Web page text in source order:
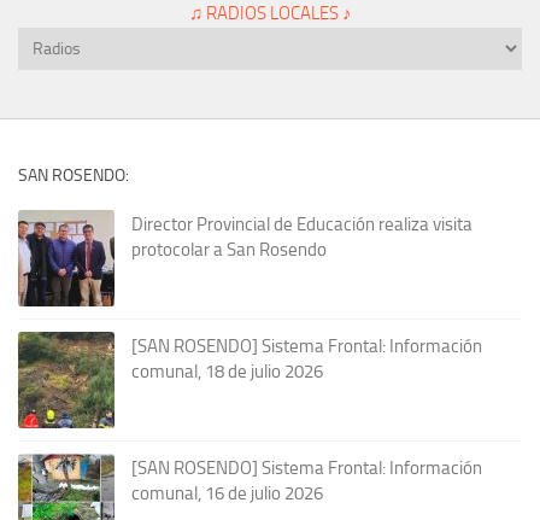
♫ RADIOS LOCALES ♪
SAN ROSENDO:
Director Provincial de Educación realiza visita
protocolar a San Rosendo
[SAN ROSENDO] Sistema Frontal: Información
comunal, 18 de julio 2026
[SAN ROSENDO] Sistema Frontal: Información
comunal, 16 de julio 2026